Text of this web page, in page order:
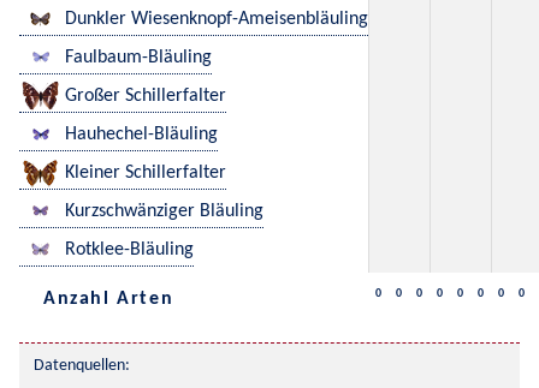
Dunkler Wiesenknopf-Ameisenbläuling
Faulbaum-Bläuling
Großer Schillerfalter
Hauhechel-Bläuling
Kleiner Schillerfalter
Kurzschwänziger Bläuling
Rotklee-Bläuling
Anzahl Arten 0 0 0 0 0 0 0 0
Datenquellen: